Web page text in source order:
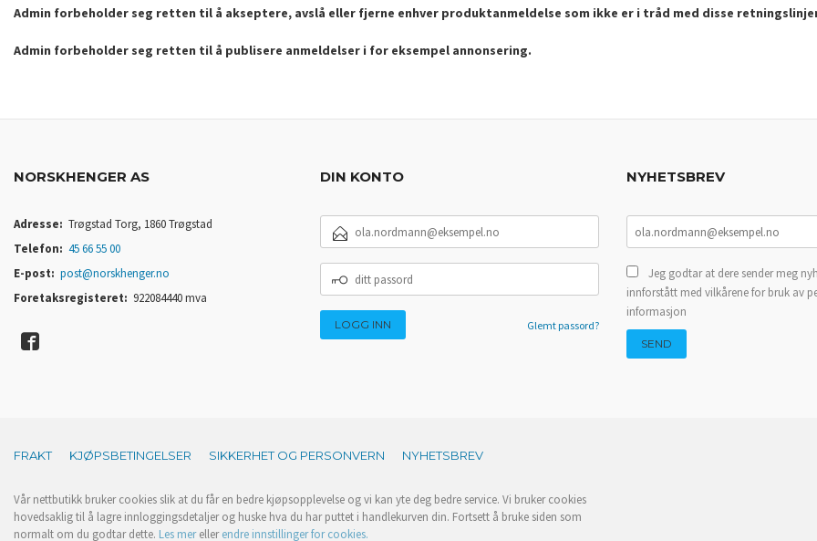
Admin forbeholder seg retten til å akseptere, avslå eller fjerne enhver produktanmeldelse som ikke er i tråd med disse
Admin forbeholder seg retten til å publisere anmeldelser i for eksempel annonsering.
NORSKHENGER AS
Adresse: Trøgstad Torg, 1860 Trøgstad
Telefon: 45 66 55 00
E-post: post@norskhenger.no
Foretaksregisteret: 922084440 mva
DIN KONTO
POSTADRESSE
PASSORD
Glemt passord?
NYHETSBREV
Jeg godtar at dere sender meg
innforstått med vilkårene for bruk av
informasjon
FRAKT KJØPSBETINGELSER SIKKERHET OG PERSONVERN NYHETSBREV
Vår nettbutikk bruker cookies slik at du får en bedre kjøpsopplevelse og vi kan yte deg bedre service. Vi bruker cookies
hovedsaklig til å lagre innloggingsdetaljer og huske hva du har puttet i handlekurven din. Fortsett å bruke siden som
normalt om du godtar dette. Les merellerendre innstillinger for cookies.